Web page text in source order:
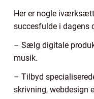
Her er nogle
succesfulde i dagens
– Sælg digitale
musik.
– Tilbyd
skrivning, webdesign